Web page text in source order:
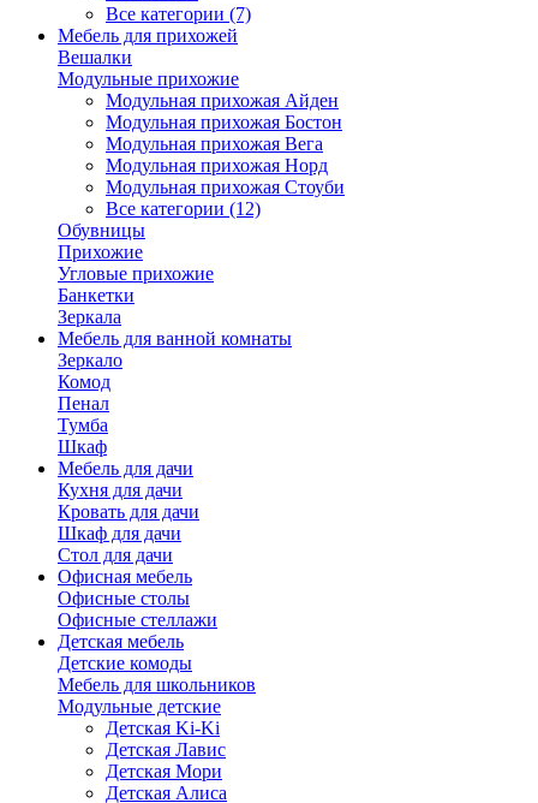
Все категории (7)
Мебель для прихожей
Вешалки
Модульные прихожие
Модульная прихожая Айден
Модульная прихожая Бостон
Модульная прихожая Вега
Модульная прихожая Норд
Модульная прихожая Стоуби
Все категории (12)
Обувницы
Прихожие
Угловые прихожие
Банкетки
Зеркала
Мебель для ванной комнаты
Зеркало
Комод
Пенал
Тумба
Шкаф
Мебель для дачи
Кухня для дачи
Кровать для дачи
Шкаф для дачи
Стол для дачи
Офисная мебель
Офисные столы
Офисные стеллажи
Детская мебель
Детские комоды
Мебель для школьников
Модульные детские
Детская Ki-Ki
Детская Лавис
Детская Мори
Детская Алиса